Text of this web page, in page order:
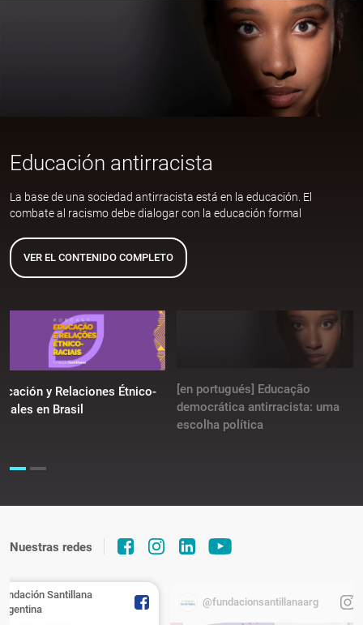
Educación antirracista
La base de una sociedad antirracista está en la educación. El
combate al racismo debe dialogar con la educación formal
VER EL CONTENIDO COMPLETO
y Relaciones Étnico-
en Brasil
[en portugués] Educação
democrática antirracista: uma
escolha política
Nuestras redes
Santillana
@fundacionsantillanaarg